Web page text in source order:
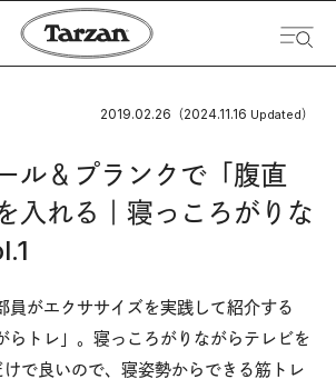
2019.02.26 （2024.11.16 Updated）
ル＆プランクで「腹直
入れる｜寝っころがりな
員がエクササイズを実践して紹介する
らトレ」。寝っころがりながらテレビを
で良いので、寝姿勢からできる筋トレ